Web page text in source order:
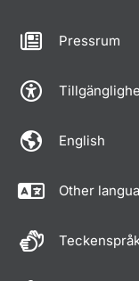
Pressrum
English
Other